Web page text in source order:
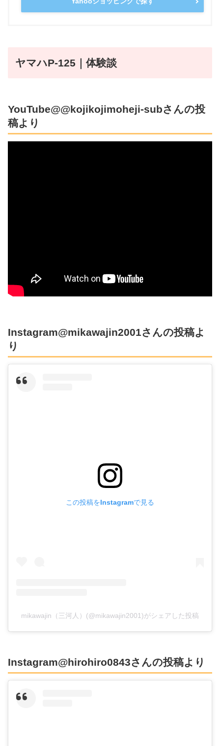
ヤマハP-125｜体験談
YouTube@@kojikojimoheji-subさんの投
稿より
Instagram@mikawajin2001さんの投稿よ
り
この投稿をInstagramで見る
mikawajin（三河人）(@mikawajin2001)がシェアした投稿
Instagram@hirohiro0843さんの投稿より